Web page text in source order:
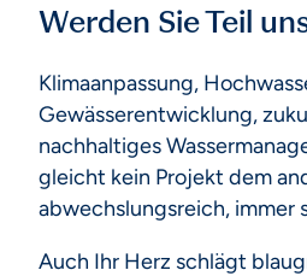
Werden Sie Teil
Klimaanpassung,
Gewässerentwicklung,
nachhaltiges
gleicht kein Projekt dem
abwechslungsreich, immer
Auch Ihr Herz schlägt